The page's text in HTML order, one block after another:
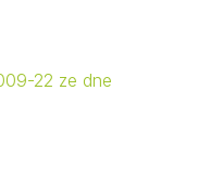
22 ze dne